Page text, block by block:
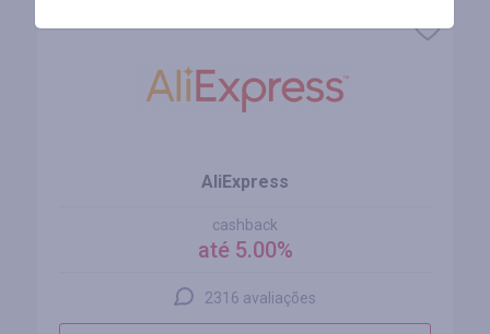
AliExpress
cashback
até 5.00%
2316 avaliações